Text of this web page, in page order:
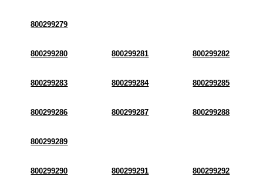
800299279
800299280 800299281 800299282
800299283 800299284 800299285
800299286 800299287 800299288
800299289
800299290 800299291 800299292